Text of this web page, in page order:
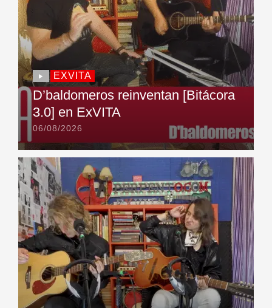
EXVITA
D’baldomeros reinventan [Bitácora
3.0] en ExVITA
06/08/2026